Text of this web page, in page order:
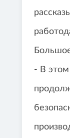
- В